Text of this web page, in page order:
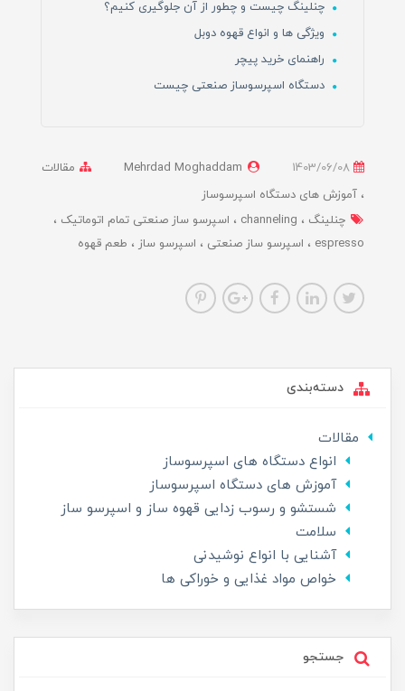
چنلینگ چیست و چطور از آن جلوگیری کنیم؟
ویژگی ها و انواع قهوه دوبل
راهنمای خرید پیچر
دستگاه اسپرسوساز صنعتی چیست
Mehrdad Moghaddam
مقالات
آموزش های دستگاه اسپرسوساز
چنلینگ
channeling
اسپرسو ساز صنعتی تمام اتوماتیک
espresso
اسپرسو ساز صنعتی اسپرسو ساز طعم قهوه
دسته‌بندی
مقالات
انواع دستگاه های اسپرسوساز
آموزش های دستگاه اسپرسوساز
شستشو و رسوب زدایی قهوه ساز و اسپرسو ساز
سلامت
آشنایی با انواع نوشیدنی
خواص مواد غذایی و خوراکی ها
جستجو